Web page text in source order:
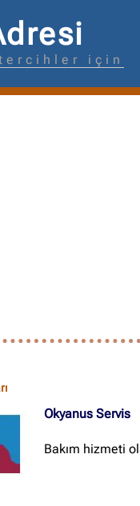
tercihler için
Okyanus Servis
Bakım hizmeti